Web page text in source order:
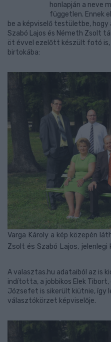
honlapján a neve
független. Ennek
be a képviselő testületbe,
Szabó Lajos és Németh Zsolt
öt évvel ezelőtt készült fotó
birtokába:
Varga Károly a kép közepén
Zsolt és Szabó Lajos, jelenlegi
A valasztas.hu adataiból az is
indította, a jobbikos Elek Tibort,
Józsefet is sikerült kiütnie, így
választókörzet képviselője.